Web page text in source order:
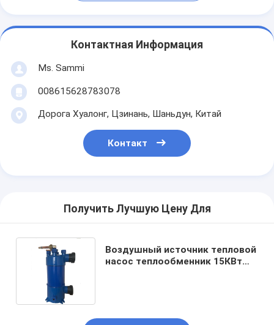
Контактная Информация
Ms. Sammi
008615628783078
Дорога Хуалонг, Цзинань, Шаньдун, Китай
Контакт
Получить Лучшую Цену Для
Воздушный источник тепловой
насос теплообменник 15КВт